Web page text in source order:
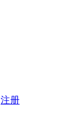
注册